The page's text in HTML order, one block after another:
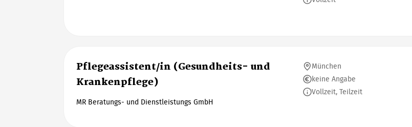
Pflegeassistent/in (Gesundheits- und
Krankenpflege)
MR Beratungs- und Dienstleistungs GmbH
München
keine Angabe
Vollzeit, Teilzeit